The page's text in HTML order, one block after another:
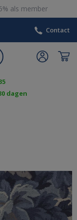
als member
Contact
dagen